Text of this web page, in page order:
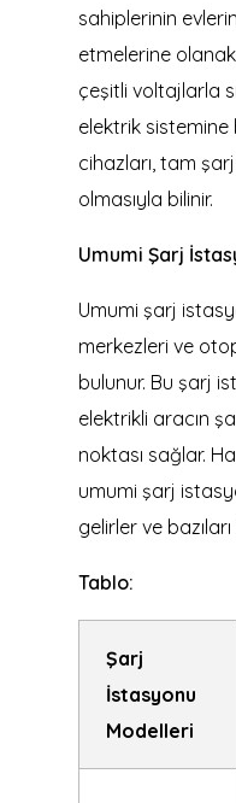
sahiplerinin
etmelerine olanak
çeşitli voltajlarla
elektrik sistemine
cihazları, tam
olmasıyla bilinir.
Umumi Şarj
Umumi şarj
merkezleri ve
bulunur. Bu şarj
elektrikli aracın
noktası sağlar.
umumi şarj
gelirler ve
Tablo:
Şarj
İstasyonu
Modelleri